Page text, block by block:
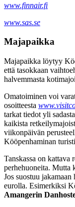
www.finnair.fi
www.sas.se
Majapaikka
Majapaikka löytyy
että tasokkaan
halvemmasta
Omatoiminen voi
osoitteesta
tarkat tiedot yli
kaikista
viikonpäivän
Kööpenhaminan
Tanskassa on
perhehuoneita. Mutta
Jos suostuu
eurolla. Esimerkiksi
Amangerin